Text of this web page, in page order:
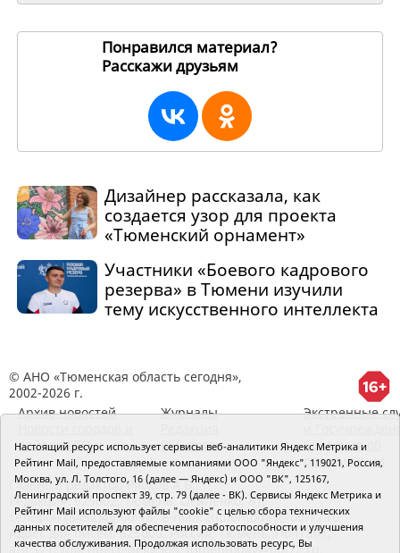
Понравился материал?
Расскажи друзьям
Дизайнер рассказала, как
создается узор для проекта
«Тюменский орнамент»
Участники «Боевого кадрового
резерва» в Тюмени изучили
тему искусственного интеллекта
© АНО «Тюменская область сегодня»,
2002-2026 г.
Архив новостей
районов ТО
Журналы
RSS поток
Экстренные
Сведения об
организации
Главный редактор Рябков А.В.
Редакция: 625002, Тюмень, Осипенко, 81,
телефон (3452)49-00-18, e-mail: tumentoday@obl72.ru
Адрес для писем: 625000, Россия, Тюмень, Почтамт,
а/я 371. Для пресс-релизов: tumentoday@obl72.ru.
Настоящий ресурс использует сервисы веб-аналитики Яндекс Метрика и
Рейтинг Mail, предоставляемые компаниями ООО "Яндекс", 119021, Россия,
Москва, ул. Л. Толстого, 16 (далее — Яндекс) и ООО "ВК", 125167,
Ленинградский проспект 39, стр. 79 (далее - ВК). Сервисы Яндекс Метрика и
Рейтинг Mail используют файлы "cookie" с целью сбора технических
данных посетителей для обеспечения работоспособности и улучшения
качества обслуживания. Продолжая использовать ресурс, Вы